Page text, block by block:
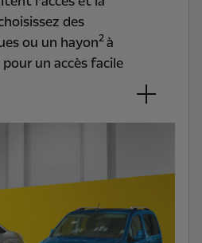
des
ou un hayon2à
pour un accès facile